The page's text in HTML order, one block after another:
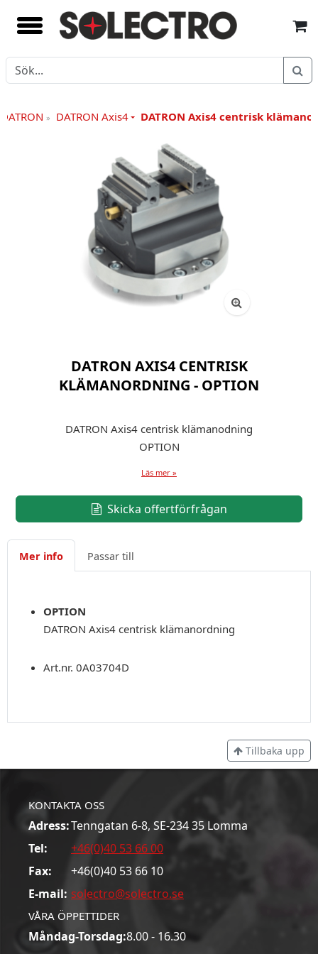
» DATRON Axis4 DATRON Axis4 centrisk
DATRON AXIS4 CENTRISK
KLÄMANORDNING - OPTION
DATRON Axis4 centrisk klämanodning
OPTION
Läs mer »
Skicka offertförfrågan
Mer info Passar till
OPTION
DATRON Axis4 centrisk klämanordning
Art.nr. 0A03704D
Tillbaka upp
KONTAKTA OSS
Adress:Tenngatan 6-8, SE-234 35 Lomma
Tel:
+46(0)40 53 66 00
Fax:
+46(0)40 53 66 10
E-mail: solectro@solectro.se
VÅRA ÖPPETTIDER
Måndag-Torsdag:8.00 - 16.30